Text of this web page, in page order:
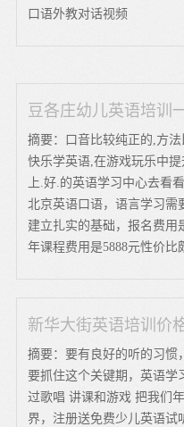
口语外教对话视频
豆各庄幼儿英语培训
摘要：口音比较纯正的,方
快乐学英语,在游戏玩乐中
上.好.的英语学习中心去看
北京英语口语，语言学习需
建立扎实的基础，报名费用
年课程费用是5888元性价比
新华大街英语培训价
摘要：要有良好的听的习惯
要抓住这个关键期，英语学
过歌唱 讲课和游戏 把我们
界，注册送免费少儿英语试